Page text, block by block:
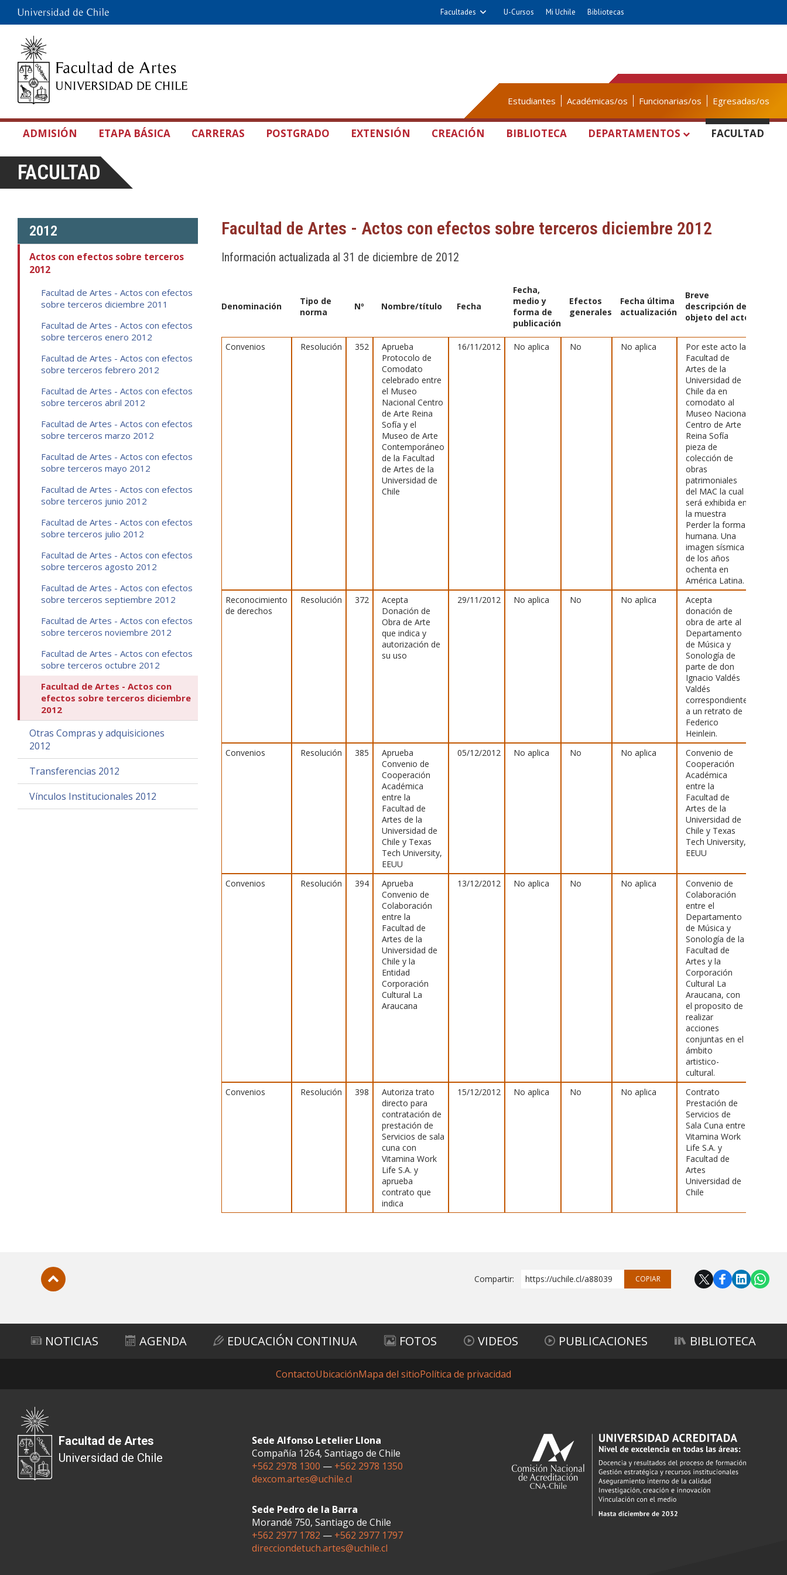
Facultades U-Cursos Mi Uchile Bibliotecas
Estudiantes Académicas/os Funcionarias/os Egresadas/os
ADMISIÓN ETAPA BÁSICA CARRERAS POSTGRADO EXTENSIÓN CREACIÓN BIBLIOTECA DEPARTAMENTOS FACULTAD
FACULTAD
2012
Actos con efectos sobre terceros
2012
Facultad de Artes - Actos con efectos
sobre terceros diciembre 2011
Facultad de Artes - Actos con efectos
sobre terceros enero 2012
Facultad de Artes - Actos con efectos
sobre terceros febrero 2012
Facultad de Artes - Actos con efectos
sobre terceros abril 2012
Facultad de Artes - Actos con efectos
sobre terceros marzo 2012
Facultad de Artes - Actos con efectos
sobre terceros mayo 2012
Facultad de Artes - Actos con efectos
sobre terceros junio 2012
Facultad de Artes - Actos con efectos
sobre terceros julio 2012
Facultad de Artes - Actos con efectos
sobre terceros agosto 2012
Facultad de Artes - Actos con efectos
sobre terceros septiembre 2012
Facultad de Artes - Actos con efectos
sobre terceros noviembre 2012
Facultad de Artes - Actos con efectos
sobre terceros octubre 2012
Facultad de Artes - Actos con
efectos sobre terceros diciembre
2012
Otras Compras y adquisiciones
2012
Transferencias 2012
Vínculos Institucionales 2012
Facultad de Artes - Actos con efectos sobre terceros diciembre 2012
Información actualizada al 31 de diciembre de 2012
Denominación
Tipo de
norma
Nº Nombre/título Fecha
Fecha,
medio y
forma de
publicación
Efectos
generales
Fecha última
actualización
Breve
descripción del
objeto del acto
Convenios Resolución 352
Aprueba
Protocolo de
Comodato
celebrado entre
el Museo
Nacional Centro
de Arte Reina
Sofía y el
Museo de Arte
Contemporáneo
de la Facultad
de Artes de la
Universidad de
Chile
16/11/2012 No aplica No No aplica
Por este acto la
Facultad de
Artes de la
Universidad de
Chile da en
comodato al
Museo Nacional
Centro de Arte
Reina Sofía
pieza de
colección de
obras
patrimoniales
del MAC la cual
será exhibida en
la muestra
Perder la forma
humana. Una
imagen sísmica
de los años
ochenta en
América Latina.
Reconocimiento
de derechos
Resolución 372
Acepta
Donación de
Obra de Arte
que indica y
autorización de
su uso
29/11/2012 No aplica No No aplica
Acepta
donación de
obra de arte al
Departamento
de Música y
Sonología de
parte de don
Ignacio Valdés
Valdés
correspondiente
a un retrato de
Federico
Heinlein.
Convenios Resolución 385
Aprueba
Convenio de
Cooperación
Académica
entre la
Facultad de
Artes de la
Universidad de
Chile y Texas
Tech University,
EEUU
05/12/2012 No aplica No No aplica
Convenio de
Cooperación
Académica
entre la
Facultad de
Artes de la
Universidad de
Chile y Texas
Tech University,
EEUU
Convenios Resolución 394
Aprueba
Convenio de
Colaboración
entre la
Facultad de
Artes de la
Universidad de
Chile y la
Entidad
Corporación
Cultural La
Araucana
13/12/2012 No aplica No No aplica
Convenio de
Colaboración
entre el
Departamento
de Música y
Sonología de la
Facultad de
Artes y la
Corporación
Cultural La
Araucana, con
el proposito de
realizar
acciones
conjuntas en el
ámbito
artistico-
cultural.
Convenios Resolución 398
Autoriza trato
directo para
contratación de
prestación de
Servicios de sala
cuna con
Vitamina Work
Life S.A. y
aprueba
contrato que
indica
15/12/2012 No aplica No No aplica
Contrato
Prestación de
Servicios de
Sala Cuna entre
Vitamina Work
Life S.A. y
Facultad de
Artes
Universidad de
Chile
Compartir: https://uchile.cl/a88039 COPIAR
NOTICIAS AGENDA EDUCACIÓN CONTINUA FOTOS VIDEOS PUBLICACIONES BIBLIOTECA
ContactoUbicaciónMapa del sitioPolítica de privacidad
Facultad de Artes
Universidad de Chile
Sede Alfonso Letelier Llona
Compañía 1264, Santiago de Chile
+562 2978 1300 — +562 2978 1350
dexcom.artes@uchile.cl
Sede Pedro de la Barra
Morandé 750, Santiago de Chile
+562 2977 1782 — +562 2977 1797
direcciondetuch.artes@uchile.cl